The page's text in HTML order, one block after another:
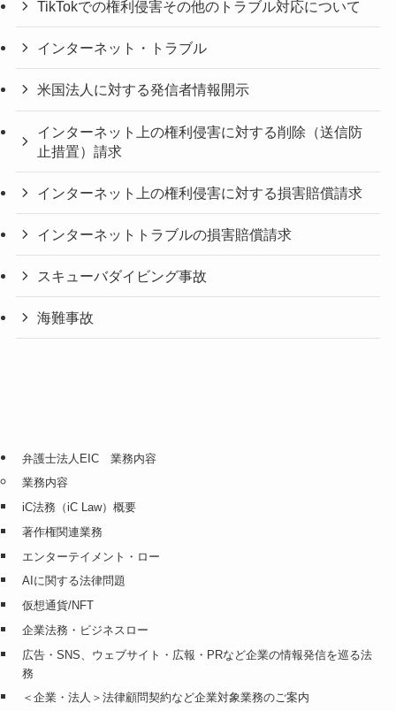
TikTokでの権利侵害その他のトラブル対応について
インターネット・トラブル
米国法人に対する発信者情報開示
インターネット上の権利侵害に対する削除（送信防
止措置）請求
インターネット上の権利侵害に対する損害賠償請求
インターネットトラブルの損害賠償請求
スキューバダイビング事故
海難事故
弁護士法人EIC 業務内容
業務内容
iC法務（iC Law）概要
著作権関連業務
エンターテイメント・ロー
AIに関する法律問題
仮想通貨/NFT
企業法務・ビジネスロー
広告・SNS、ウェブサイト・広報・PRなど企業の情報発信を巡る法
務
＜企業・法人＞法律顧問契約など企業対象業務のご案内